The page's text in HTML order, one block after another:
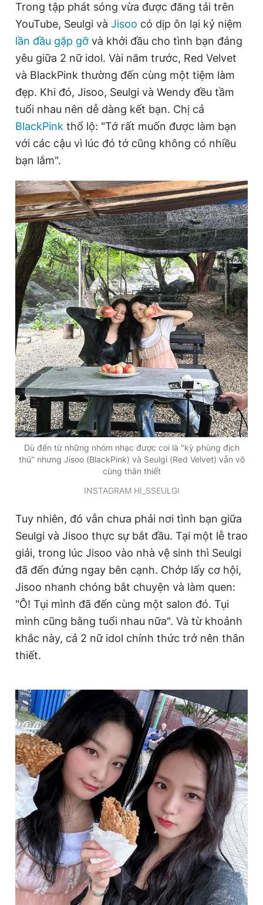
Tiện ích Bạn cần biết
Thông tin tòa soạn Liên hệ quảng cáo
Đọc Thanh Niên trên điện thoại
Theo dõi báo trên
Hotline
0906 645 777
Liên hệ quảng cáo
0908 780 404
Đặt báo Quảng cáo RSS Tòa soạn Chính sách bảo
Tổng biên tập: Nguyễn Ngọc Toàn
Phó tổng biên tập thường trực: Hải Thành
Phó tổng biên tập: Lâm Hiếu Dũng
Phó tổng biên tập: Trần Việt Hưng
Tổng thư ký tòa soạn: Đức Trung
Giấy phép xuất bản số 110/GP - BTTTT cấp ngày 24.3.2020
© 2003-2026 Bản quyền thuộc về Báo Thanh Niên. Cấm sao
chép dưới mọi hình thức nếu không có sự chấp thuận bằng văn
bản. Phát triển bởi ePi Technologies, JSC.
Trong tập phát sóng vừa được đăng tải trên
YouTube, Seulgi và Jisoo có dịp ôn lại kỷ niệm
lần đầu gặp gỡ và khởi đầu cho tình bạn đáng
yêu giữa 2 nữ idol. Vài năm trước, Red Velvet
và BlackPink thường đến cùng một tiệm làm
đẹp. Khi đó, Jisoo, Seulgi và Wendy đều tầm
tuổi nhau nên dễ dàng kết bạn. Chị cả
BlackPink thổ lộ: "Tớ rất muốn được làm bạn
với các cậu vì lúc đó tớ cũng không có nhiều
bạn lắm".
Dù đến từ những nhóm nhạc được coi là "kỳ phùng địch
thủ" nhưng Jisoo (BlackPink) và Seulgi (Red Velvet) vẫn vô
cùng thân thiết
INSTAGRAM HI_SSEULGI
Tuy nhiên, đó vẫn chưa phải nơi tình bạn giữa
Seulgi và Jisoo thực sự bắt đầu. Tại một lễ trao
giải, trong lúc Jisoo vào nhà vệ sinh thì Seulgi
đã đến đứng ngay bên cạnh. Chớp lấy cơ hội,
Jisoo nhanh chóng bắt chuyện và làm quen:
"Ô! Tụi mình đã đến cùng một salon đó. Tụi
mình cũng bằng tuổi nhau nữa". Và từ khoảnh
khắc này, cả 2 nữ idol chính thức trở nên thân
thiết.